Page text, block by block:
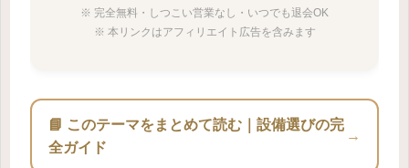
※ 完全無料・しつこい営業なし・いつでも退会OK
※ 本リンクはアフィリエイト広告を含みます
📘 このテーマをまとめて読む｜設備選びの完
全ガイド
→